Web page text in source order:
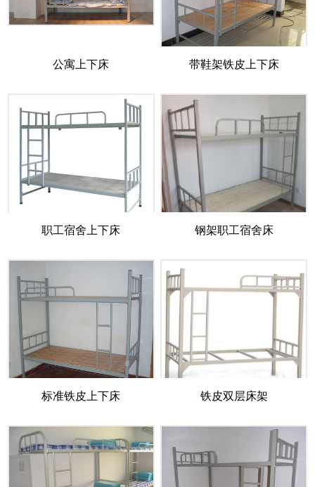
公寓上下床 带鞋架铁皮上下床
职工宿舍上下床 钢架职工宿舍床
标准铁皮上下床 铁皮双层床架